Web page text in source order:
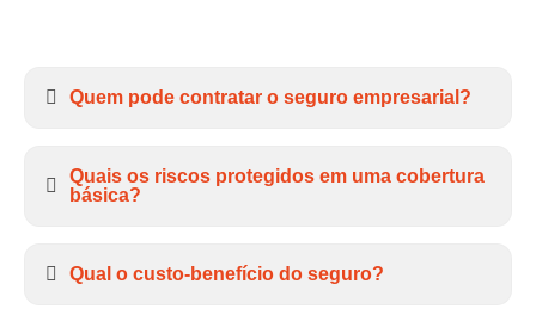
Quem pode contratar o seguro empresarial?
Quais os riscos protegidos em uma cobertura
básica?
Qual o custo-benefício do seguro?